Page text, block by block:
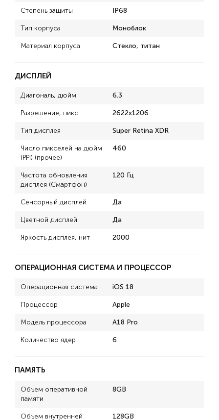
Степень защиты IP68
Тип корпуса Моноблок
Материал корпуса Стекло, титан
ДИСПЛЕЙ
Диагональ, дюйм 6.3
Разрешение, пикс 2622x1206
Тип дисплея Super Retina XDR
Число пикселей на дюйм
(PPI) (прочее)
460
Частота обновления
дисплея (Смартфон)
120 Гц
Сенсорный дисплей Да
Цветной дисплей Да
Яркость дисплея, нит 2000
ОПЕРАЦИОННАЯ СИСТЕМА И ПРОЦЕССОР
Операционная система iOS 18
Процессор Apple
Модель процессора A18 Pro
Количество ядер 6
ПАМЯТЬ
Объем оперативной
памяти
8GB
Объем внутренней 128GB